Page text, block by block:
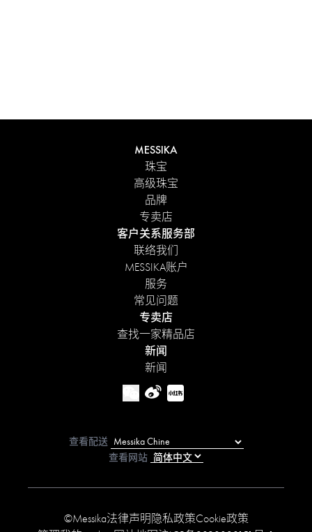
探索
MESSIKA
珠宝
高级珠宝
品牌
专卖店
客户关系服务部
联络我们
MESSIKA账户
服务
常见问题
专卖店
查找一家精品店
新闻
新闻
©Messika法律声明 隐私政策Cookie政策
查看配送
查看网站